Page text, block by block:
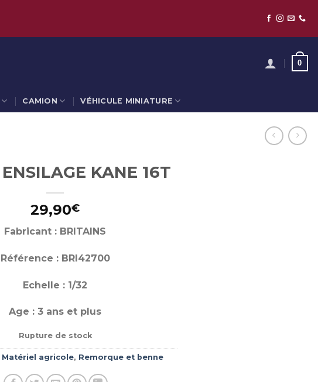
0
CAMION VÉHICULE MINIATURE
KANE 16T
29,90€
Fabricant : BRITAINS
Référence : BRI42700
Echelle : 1/32
Age : 3 ans et plus
Rupture de stock
Matériel agricole, Remorque et benne